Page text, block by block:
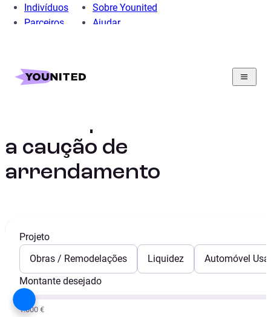
Indivíduos
Parceiros
Sobre Younited
Ajudar
Home
Crédito para financiar a caução de arrendamento
a caução de
arrendamento
Projeto
Obras / Remodelações
Liquidez
Automóvel
Montante desejado
1.000 €